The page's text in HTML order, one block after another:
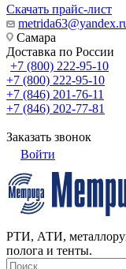
Скачать прайс-лист
Самара
Доставка по России
+7 (800) 222-95-10
+7 (800) 222-95-10
+7 (846) 201-76-11
+7 (846) 202-77-81
Заказать звонок
Войти
РТИ, АТИ,
полога и тенты.